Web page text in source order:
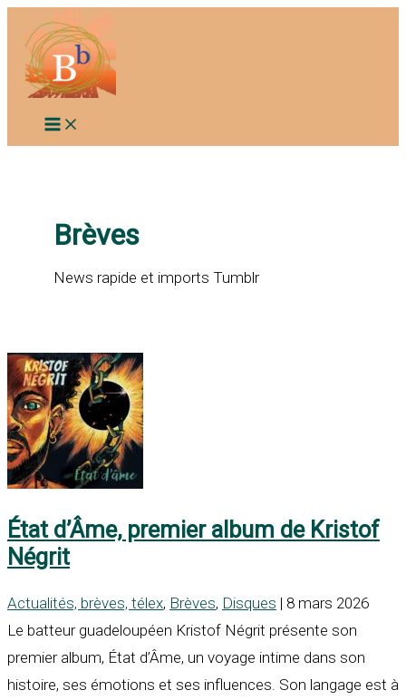
contenu
Brèves
News rapide et imports Tumblr
État d’Âme, premier album de Kristof
Négrit
Actualités, brèves, télex, Brèves, Disques | 8 mars 2026
Le batteur guadeloupéen Kristof Négrit présente son
premier album, État d’Âme, un voyage intime dans son
histoire, ses émotions et ses influences. Son langage est à